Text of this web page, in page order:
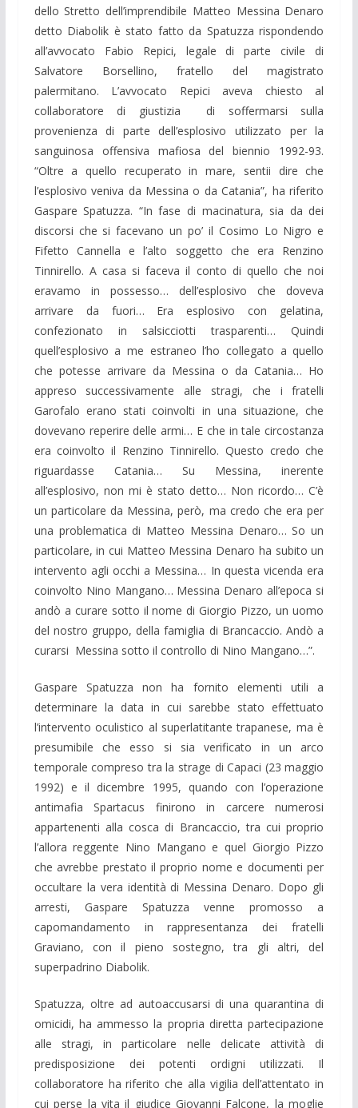
dello Stretto dell’imprendibile Matteo Messina Denaro
detto Diabolik è stato fatto da Spatuzza rispondendo
all’avvocato Fabio Repici, legale di parte civile di
Salvatore Borsellino, fratello del magistrato
palermitano. L’avvocato Repici aveva chiesto al
collaboratore di giustizia di soffermarsi sulla
provenienza di parte dell’esplosivo utilizzato per la
sanguinosa offensiva mafiosa del biennio 1992-93.
“Oltre a quello recuperato in mare, sentii dire che
l’esplosivo veniva da Messina o da Catania”, ha riferito
Gaspare Spatuzza. “In fase di macinatura, sia da dei
discorsi che si facevano un po’ il Cosimo Lo Nigro e
Fifetto Cannella e l’alto soggetto che era Renzino
Tinnirello. A casa si faceva il conto di quello che noi
eravamo in possesso… dell’esplosivo che doveva
arrivare da fuori… Era esplosivo con gelatina,
confezionato in salsicciotti trasparenti… Quindi
quell’esplosivo a me estraneo l’ho collegato a quello
che potesse arrivare da Messina o da Catania… Ho
appreso successivamente alle stragi, che i fratelli
Garofalo erano stati coinvolti in una situazione, che
dovevano reperire delle armi… E che in tale circostanza
era coinvolto il Renzino Tinnirello. Questo credo che
riguardasse Catania… Su Messina, inerente
all’esplosivo, non mi è stato detto… Non ricordo… C’è
un particolare da Messina, però, ma credo che era per
una problematica di Matteo Messina Denaro… So un
particolare, in cui Matteo Messina Denaro ha subito un
intervento agli occhi a Messina… In questa vicenda era
coinvolto Nino Mangano… Messina Denaro all’epoca si
andò a curare sotto il nome di Giorgio Pizzo, un uomo
del nostro gruppo, della famiglia di Brancaccio. Andò a
curarsi Messina sotto il controllo di Nino Mangano…”.
Gaspare Spatuzza non ha fornito elementi utili a
determinare la data in cui sarebbe stato effettuato
l’intervento oculistico al superlatitante trapanese, ma è
presumibile che esso si sia verificato in un arco
temporale compreso tra la strage di Capaci (23 maggio
1992) e il dicembre 1995, quando con l’operazione
antimafia Spartacus finirono in carcere numerosi
appartenenti alla cosca di Brancaccio, tra cui proprio
l’allora reggente Nino Mangano e quel Giorgio Pizzo
che avrebbe prestato il proprio nome e documenti per
occultare la vera identità di Messina Denaro. Dopo gli
arresti, Gaspare Spatuzza venne promosso a
capomandamento in rappresentanza dei fratelli
Graviano, con il pieno sostegno, tra gli altri, del
superpadrino Diabolik.
Spatuzza, oltre ad autoaccusarsi di una quarantina di
omicidi, ha ammesso la propria diretta partecipazione
alle stragi, in particolare nelle delicate attività di
predisposizione dei potenti ordigni utilizzati. Il
collaboratore ha riferito che alla vigilia dell’attentato in
cui perse la vita il giudice Giovanni Falcone, la moglie